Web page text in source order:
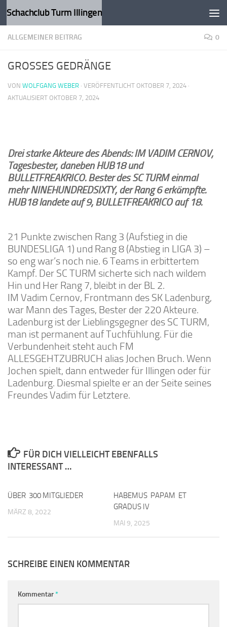
Zum Inhalt springen
Schachclub Turm Illingen
ALLGEMEINER BEITRAG 0
GROSSES GEDRÄNGE
VON WOLFGANG WEBER · VERÖFFENTLICHT OKTOBER 7, 2024 ·
AKTUALISIERT OKTOBER 7, 2024
Drei starke Akteure des Abends: IM VADIM CERNOV,
Tagesbester, daneben HUB18 und
BULLETFREAKRICO. Bester des SC TURM einmal
mehr NINEHUNDREDSIXTY, der Rang 6 erkämpfte.
HUB18 landete auf 9, BULLETFREAKRICO auf 18.
21 Punkte zwischen Rang 3 (Aufstieg in die
BUNDESLIGA 1) und Rang 8 (Abstieg in LIGA 3) –
so eng war’s noch nie. 6 Teams in erbittertem
Kampf. Der SC TURM sicherte sich nach wildem
Hin und Her Rang 7, bleibt in der BL 2.
IM Vadim Cernov, Frontmann des SK Ladenburg,
war Mann des Tages, Bester der 220 Akteure.
Ladenburg ist der Lieblingsgegner des SC TURM,
man ist permanent auf Tuchfühlung. Für die
Verbundenheit steht auch FM
ALLESGEHTZUBRUCH alias Jochen Bruch. Wenn
Jochen spielt, dann entweder für Illingen oder für
Ladenburg. Diesmal spielte er an der Seite seines
Freundes Vadim für Letztere.
FÜR DICH VIELLEICHT EBENFALLS
INTERESSANT …
ÜBER 300 MITGLIEDER
MÄRZ 8, 2022
HABEMUS PAPAM ET
GRADUS IV
MAI 9, 2025
SCHREIBE EINEN KOMMENTAR
Kommentar*